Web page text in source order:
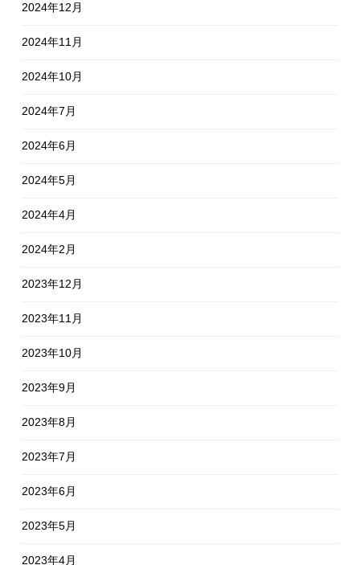
2024年12月
2024年11月
2024年10月
2024年7月
2024年6月
2024年5月
2024年4月
2024年2月
2023年12月
2023年11月
2023年10月
2023年9月
2023年8月
2023年7月
2023年6月
2023年5月
2023年4月